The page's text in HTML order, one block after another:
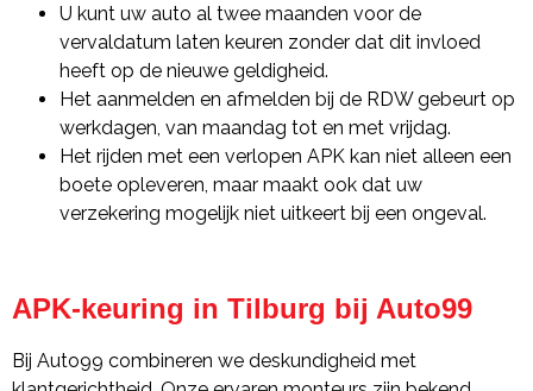
U kunt uw auto al twee maanden voor de
vervaldatum laten keuren zonder dat dit invloed
heeft op de nieuwe geldigheid.
Het aanmelden en afmelden bij de RDW gebeurt op
werkdagen, van maandag tot en met vrijdag.
Het rijden met een verlopen APK kan niet alleen een
boete opleveren, maar maakt ook dat uw
verzekering mogelijk niet uitkeert bij een ongeval.
APK-keuring in Tilburg bij Auto99
Bij Auto99 combineren we deskundigheid met